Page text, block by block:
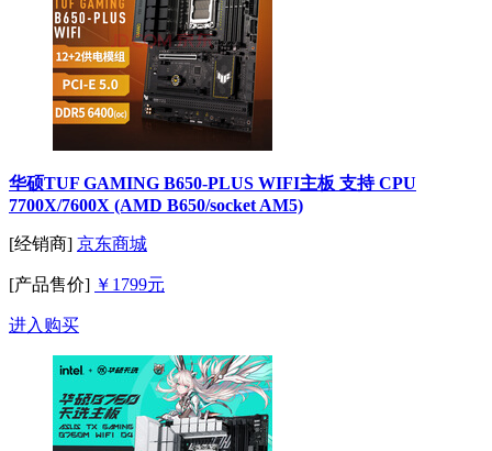
华硕TUF GAMING B650-PLUS WIFI主板 支持 CPU
7700X/7600X (AMD B650/socket AM5)
[经销商] 京东商城
[产品售价] ￥1799元
进入购买